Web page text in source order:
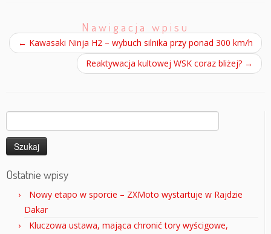
Nawigacja wpisu
← Kawasaki Ninja H2 – wybuch silnika przy ponad 300 km/h
Reaktywacja kultowej WSK coraz bliżej? →
Szukaj:
Ostatnie wpisy
Nowy etapo w sporcie – ZXMoto wystartuje w Rajdzie
Dakar
Kluczowa ustawa, mająca chronić tory wyścigowe,